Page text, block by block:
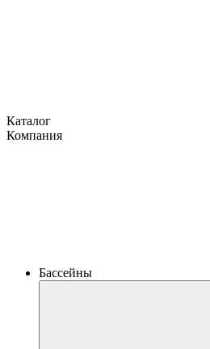
Каталог
Компания
Бассейны